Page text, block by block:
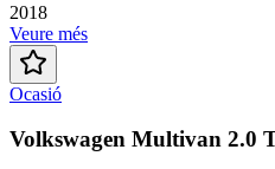
2018
Veure més
Ocasió
Volkswagen Multivan 2.0